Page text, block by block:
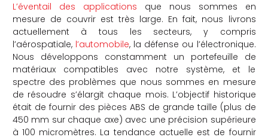
L’éventail des applications que nous sommes en
mesure de couvrir est très large. En fait, nous livrons
actuellement à tous les secteurs, y compris
l’aérospatiale, l’automobile, la défense ou l’électronique.
Nous développons constamment un portefeuille de
matériaux compatibles avec notre système, et le
spectre des problèmes que nous sommes en mesure
de résoudre s’élargit chaque mois. L’objectif historique
était de fournir des pièces ABS de grande taille (plus de
450 mm sur chaque axe) avec une précision supérieure
à 100 micromètres. La tendance actuelle est de fournir